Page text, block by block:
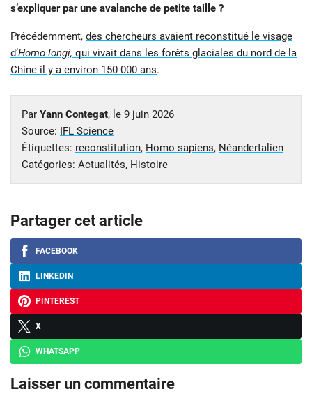
s’expliquer par une avalanche de petite taille ?
Précédemment, des chercheurs avaient reconstitué le visage
d’Homo longi, qui vivait dans les forêts glaciales du nord de la
Chine il y a environ 150 000 ans.
Par Yann Contegat, le 9 juin 2026
Source:
IFL Science
Étiquettes: reconstitution, Homo sapiens, Néandertalien
Catégories: Actualités, Histoire
Partager cet article
FACEBOOK
LINKEDIN
PINTEREST
X
WHATSAPP
Laisser un commentaire